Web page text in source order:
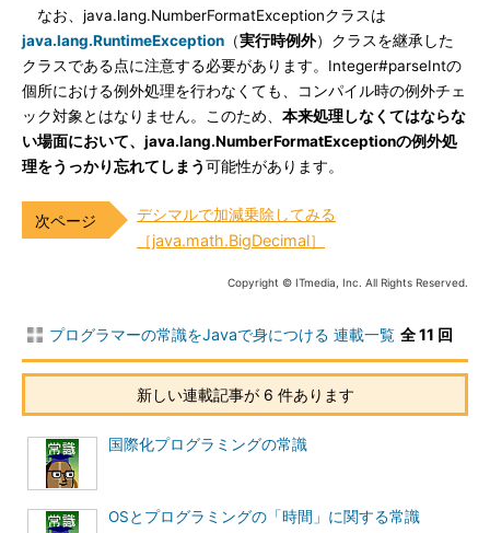
なお、java.lang.NumberFormatExceptionクラスは
java.lang.RuntimeException （実行時例外）クラスを継承した
クラスである点に注意する必要があります。Integer#parseIntの
個所における例外処理を行わなくても、コンパイル時の例外チェ
ック対象とはなりません。このため、 本来処理しなくてはならな
い場面において、java.lang.NumberFormatExceptionの例外処
理をうっかり忘れてしまう可能性があります。
デシマルで加減乗除してみる
［java.math.BigDecimal］
Copyright © ITmedia, Inc. All Rights Reserved.
プログラマーの常識をJavaで身につける 連載一覧 全 11 回
新しい連載記事が 6 件あります
国際化プログラミングの常識
OSとプログラミングの「時間」に関する常識